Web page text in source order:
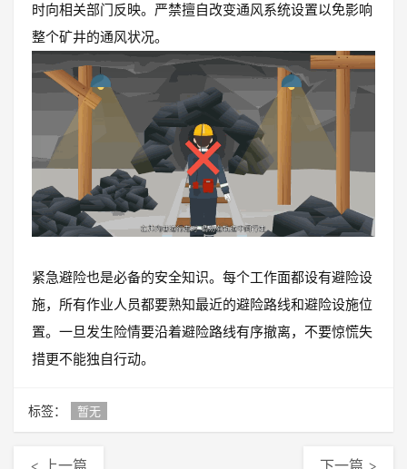
时向相关部门反映。严禁擅自改变通风系统设置以免影响
整个矿井的通风状况。
紧急避险也是必备的安全知识。每个工作面都设有避险设
施，所有作业人员都要熟知最近的避险路线和避险设施位
置。一旦发生险情要沿着避险路线有序撤离，不要惊慌失
措更不能独自行动。
标签： 暂无